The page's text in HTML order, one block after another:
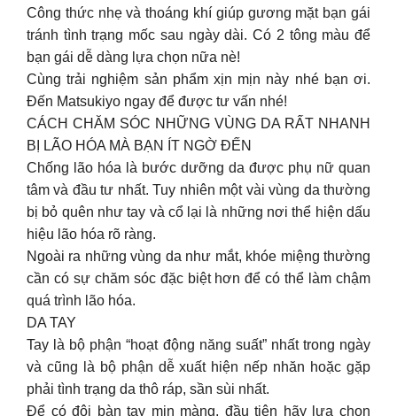
Công thức nhẹ và thoáng khí giúp gương mặt bạn gái
tránh tình trạng mốc sau ngày dài. Có 2 tông màu để
bạn gái dễ dàng lựa chọn nữa nè!
Cùng trải nghiệm sản phẩm xịn mịn này nhé bạn ơi.
Đến Matsukiyo ngay để được tư vấn nhé!
CÁCH CHĂM SÓC NHỮNG VÙNG DA RẤT NHANH
BỊ LÃO HÓA MÀ BẠN ÍT NGỜ ĐẾN
Chống lão hóa là bước dưỡng da được phụ nữ quan
tâm và đầu tư nhất. Tuy nhiên một vài vùng da thường
bị bỏ quên như tay và cổ lại là những nơi thể hiện dấu
hiệu lão hóa rõ ràng.
Ngoài ra những vùng da như mắt, khóe miệng thường
cần có sự chăm sóc đặc biệt hơn để có thể làm chậm
quá trình lão hóa.
DA TAY
Tay là bộ phận “hoạt động năng suất” nhất trong ngày
và cũng là bộ phận dễ xuất hiện nếp nhăn hoặc gặp
phải tình trạng da thô ráp, sần sùi nhất.
Để có đôi bàn tay mịn màng, đầu tiên hãy lựa chọn